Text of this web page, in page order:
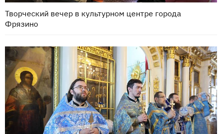
Творческий вечер в культурном центре города
Фрязино